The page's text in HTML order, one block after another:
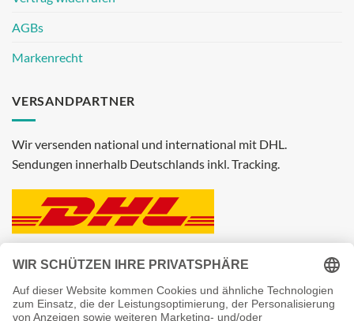
AGBs
Markenrecht
VERSANDPARTNER
Wir versenden national und international mit DHL.
Sendungen innerhalb Deutschlands inkl. Tracking.